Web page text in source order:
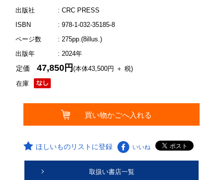
出版社
: CRC PRESS
ISBN
: 978-1-032-35185-8
ページ数
: 275pp.(8illus.)
出版年
: 2024年
在庫
定価47,850円(本体43,500円 ＋ 税)
ほしいものリストに登録 いいね
取扱い書店一覧